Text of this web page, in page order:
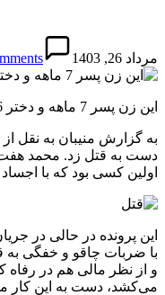
مرداد 26, 1403
این زن پسر 7 ماهه و دختر 6 ساله اش را به کشت/ عکس
به گزارش منیبان به نقل
اولین کسی بود که با
می‌کشد، دست به این کار